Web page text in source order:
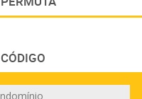
CÓDIGO